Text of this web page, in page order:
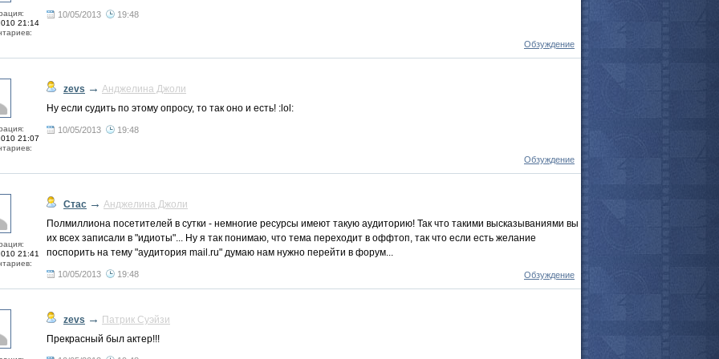
21:14
10/05/2013 19:48
Обзуждение
21:07
zevs → Анджелина Джоли
Ну если судить по этому опросу, то так оно и есть! :lol:
10/05/2013 19:48
Обзуждение
21:41
Стас → Анджелина Джоли
Полмиллиона посетителей в сутки - немногие ресурсы имеют такую аудиторию! Так что такими высказываниями вы
их всех записали в "идиоты"... Ну я так понимаю, что тема переходит в оффтоп, так что если есть желание
поспорить на тему "аудитория mail.ru" думаю нам нужно перейти в форум...
10/05/2013 19:48 Обзуждение
zevs → Патрик Суэйзи
Прекрасный был актер!!!